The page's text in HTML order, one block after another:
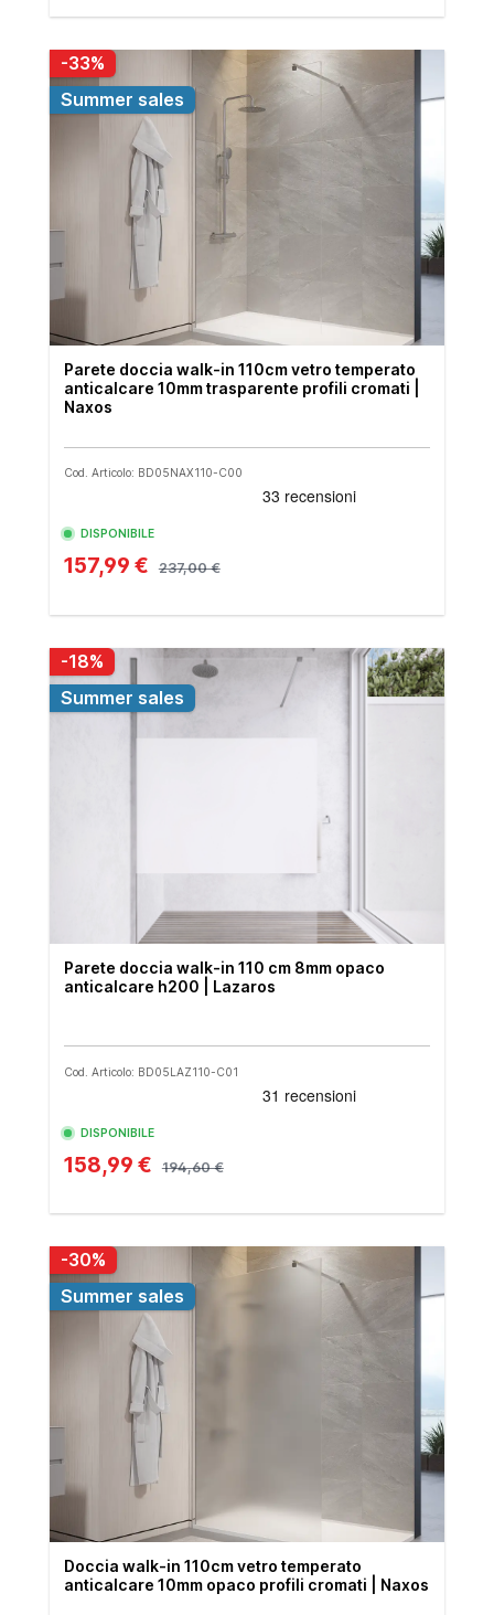
-33%
Summer sales
Parete doccia walk-in 110cm vetro temperato
anticalcare 10mm trasparente profili cromati |
Naxos
Cod. Articolo: BD05NAX110-C00
DISPONIBILE
157,99 € 237,00 €
-18%
Summer sales
Parete doccia walk-in 110 cm 8mm opaco
anticalcare h200 | Lazaros
Cod. Articolo: BD05LAZ110-C01
DISPONIBILE
158,99 € 194,60 €
-30%
Summer sales
Doccia walk-in 110cm vetro temperato
anticalcare 10mm opaco profili cromati | Naxos